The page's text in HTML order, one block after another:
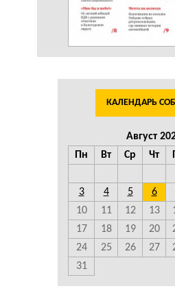
КАЛЕНДАРЬ
Август
Пн
Вт Ср Чт
3
4 5 6
10
11 12 13
17
18 19 20
24
25 26 27
31